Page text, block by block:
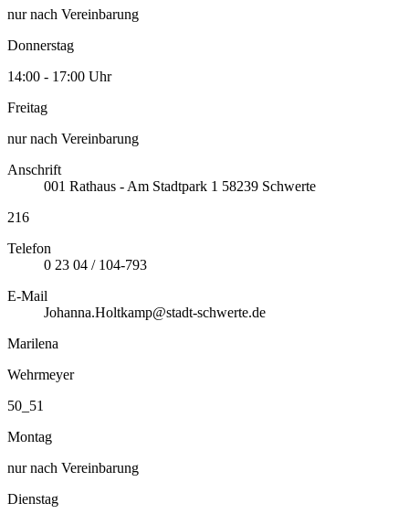
nur nach Vereinbarung
Donnerstag
14:00 - 17:00 Uhr
Freitag
nur nach Vereinbarung
Anschrift
001 Rathaus - Am Stadtpark 1 58239 Schwerte
216
Telefon
0 23 04 / 104-793
E-Mail
Johanna.Holtkamp@stadt-schwerte.de
Marilena
Wehrmeyer
50_51
Montag
nur nach Vereinbarung
Dienstag